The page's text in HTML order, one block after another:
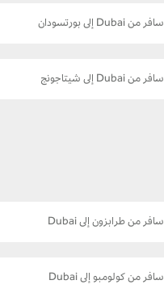
سافر من Dubai إلى بورتسودان
سافر من Dubai إلى شيتاجونج
سافر من طرابزون إلى Dubai
سافر من كولومبو إلى Dubai